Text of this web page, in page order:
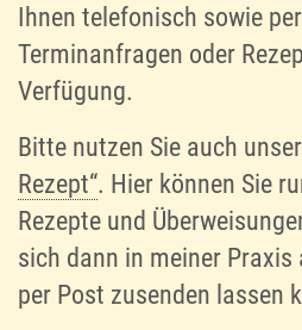
Ihnen telefonisch sowie
Terminanfragen oder
Verfügung.
Bitte nutzen Sie auch
Rezept“. Hier können Sie
Rezepte und
sich dann in meiner Praxis
per Post zusenden lassen